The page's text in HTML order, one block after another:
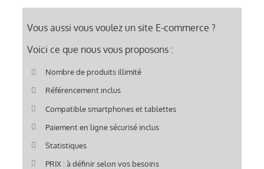
Vous aussi vous voulez un site E-commerce ?
Voici ce que nous vous proposons :
Nombre de produits illimité
Référencement inclus
Compatible smartphones et tablettes
Paiement en ligne sécurisé inclus
Statistiques
PRIX : à définir selon vos besoins